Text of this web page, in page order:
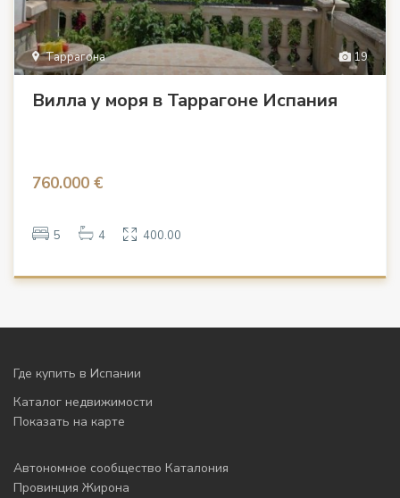
19
Таррагона
Вилла у моря в Таррагоне Испания
760.000 €
5 4 400.00
Где купить в Испании
Каталог недвижимости
Показать на карте
Автономное сообщество Каталония
Провинция Жирона